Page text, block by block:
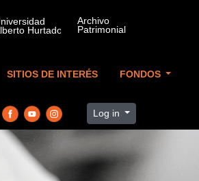
SITIOS DE INTERÉS FONDOS
Log in